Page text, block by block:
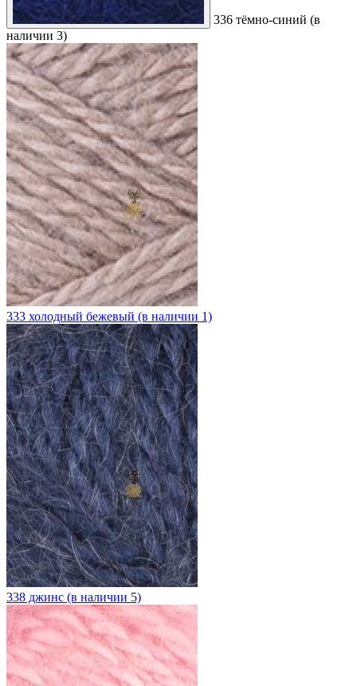
336 тёмно-синий (в
наличии 3)
333 холодный бежевый (в наличии 1)
338 джинс (в наличии 5)